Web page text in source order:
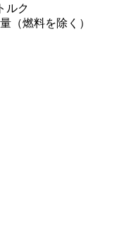
ルク
（燃料を除く）